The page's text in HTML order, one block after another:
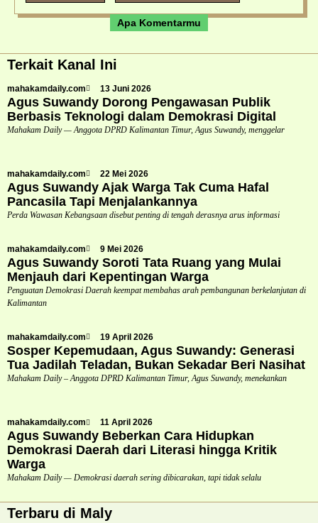
Apa Komentarmu
Terkait Kanal Ini
mahakamdaily.com 13 Juni 2026
Agus Suwandy Dorong Pengawasan Publik
Berbasis Teknologi dalam Demokrasi Digital
Mahakam Daily — Anggota DPRD Kalimantan Timur, Agus Suwandy, menggelar
mahakamdaily.com 22 Mei 2026
Agus Suwandy Ajak Warga Tak Cuma Hafal
Pancasila Tapi Menjalankannya
Perda Wawasan Kebangsaan disebut penting di tengah derasnya arus informasi
mahakamdaily.com 9 Mei 2026
Agus Suwandy Soroti Tata Ruang yang Mulai
Menjauh dari Kepentingan Warga
Penguatan Demokrasi Daerah keempat membahas arah pembangunan berkelanjutan di
Kalimantan
mahakamdaily.com 19 April 2026
Sosper Kepemudaan, Agus Suwandy: Generasi
Tua Jadilah Teladan, Bukan Sekadar Beri Nasihat
Mahakam Daily – Anggota DPRD Kalimantan Timur, Agus Suwandy, menekankan
mahakamdaily.com 11 April 2026
Agus Suwandy Beberkan Cara Hidupkan
Demokrasi Daerah dari Literasi hingga Kritik
Warga
Mahakam Daily — Demokrasi daerah sering dibicarakan, tapi tidak selalu
Terbaru di Maly